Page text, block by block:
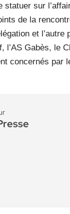
sur
de la
et
Gabès, le
concernés par